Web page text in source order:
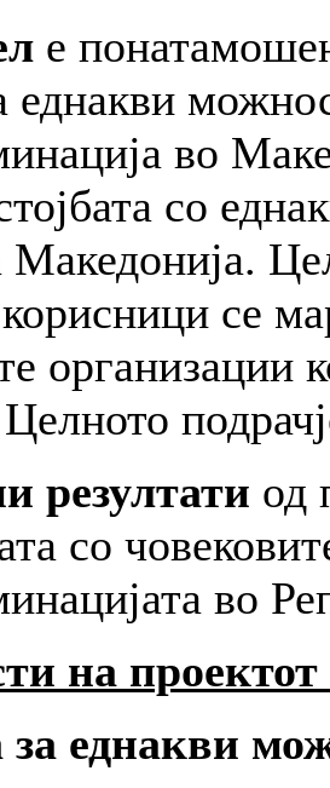
е
еднакви
во
со
Македонија.
се
организации
резултати од
со
во
на проектот
за еднакви